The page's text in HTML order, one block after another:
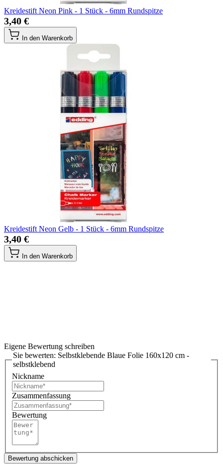
Kreidestift Neon Pink - 1 Stück - 6mm Rundspitze
3,40 €
In den Warenkorb
Kreidestift Neon Gelb - 1 Stück - 6mm Rundspitze
3,40 €
In den Warenkorb
Eigene Bewertung schreiben
Sie bewerten: Selbstklebende Blaue Folie 160x120 cm -
selbstklebend
Nickname
Zusammenfassung
Bewertung
Bewertung abschicken